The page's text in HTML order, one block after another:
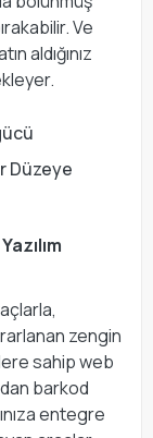
Ve
aldığınız
Düzeye
zengin
sahip web
barkod
entegre